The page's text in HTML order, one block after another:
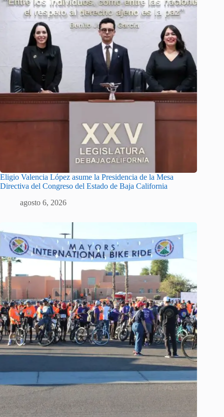
Eligio Valencia López asume la Presidencia de la Mesa
Directiva del Congreso del Estado de Baja California
agosto 6, 2026